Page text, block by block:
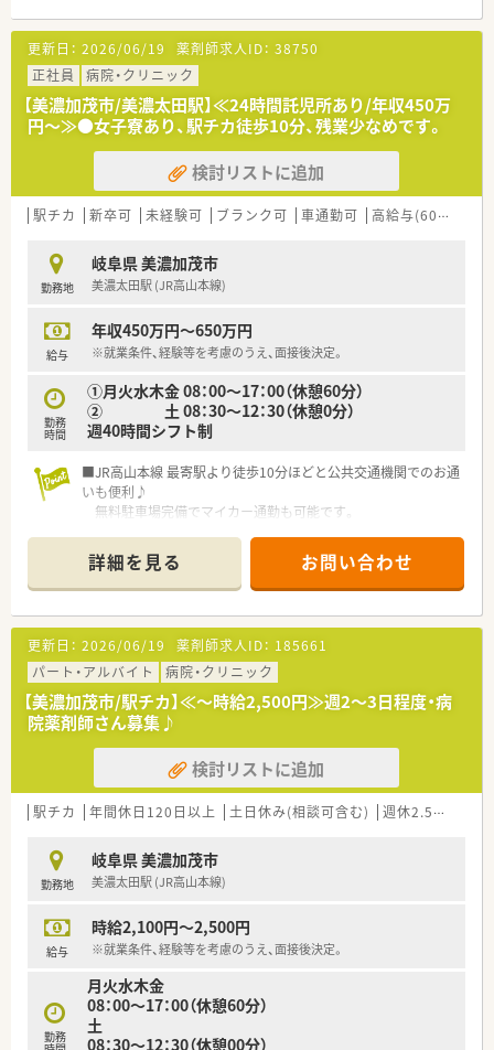
更新日： 2026/06/19 薬剤師求人ID： 38750
正社員
病院・クリニック
【美濃加茂市/美濃太田駅】≪24時間託児所あり/年収450万
円～≫●女子寮あり、駅チカ徒歩10分、残業少なめです。
検討リストに追加
駅チカ 新卒可 未経験可 ブランク可 車通勤可 高給与(600万円以上)
勤務地
岐阜県 美濃加茂市
美濃太田駅 (JR高山本線)
給与
年収450万円～650万円
※就業条件、経験等を考慮のうえ、面接後決定。
勤務
時間
①月火水木金 08：00～17：00（休憩60分）
② 土 08：30～12：30（休憩0分）
週40時間シフト制
■JR高山本線 最寄駅より徒歩10分ほどと公共交通機関でのお通
いも便利♪
無料駐車場完備でマイカー通勤も可能です。
詳細を見る お問い合わせ
更新日： 2026/06/19 薬剤師求人ID： 185661
パート・アルバイト
病院・クリニック
【美濃加茂市/駅チカ】≪～時給2,500円≫週2～3日程度・病
院薬剤師さん募集♪
検討リストに追加
駅チカ 年間休日120日以上 土日休み(相談可含む) 週休2.5日以上
勤務地
岐阜県 美濃加茂市
美濃太田駅 (JR高山本線)
給与
時給2,100円～2,500円
※就業条件、経験等を考慮のうえ、面接後決定。
勤務
月火水木金
08：00～17：00（休憩60分）
土
08：30～12：30（休憩00分）